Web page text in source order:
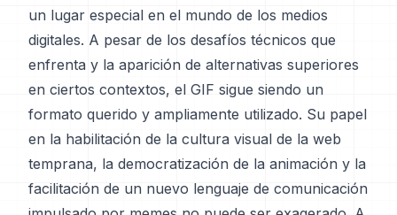
un lugar especial en el mundo de los medios
digitales. A pesar de los desafíos técnicos que
enfrenta y la aparición de alternativas superiores
en ciertos contextos, el GIF sigue siendo un
formato querido y ampliamente utilizado. Su papel
en la habilitación de la cultura visual de la web
temprana, la democratización de la animación y la
facilitación de un nuevo lenguaje de comunicación